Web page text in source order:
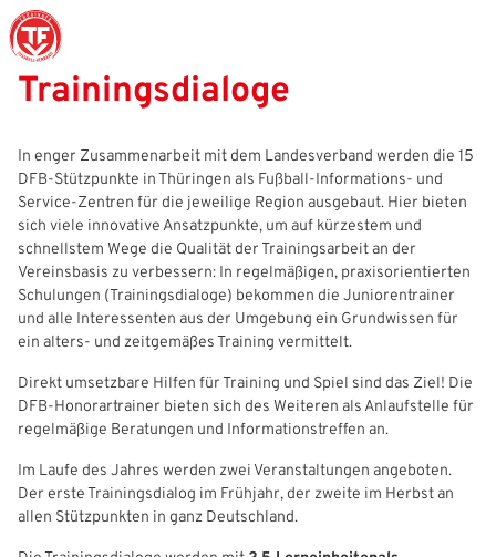
Trainingsdialoge
In enger Zusammenarbeit mit dem Landesverband werden die 15
DFB-Stützpunkte in Thüringen als Fußball-Informations- und
Service-Zentren für die jeweilige Region ausgebaut. Hier bieten
sich viele innovative Ansatzpunkte, um auf kürzestem und
schnellstem Wege die Qualität der Trainingsarbeit an der
Vereinsbasis zu verbessern: In regelmäßigen, praxisorientierten
Schulungen (Trainingsdialoge) bekommen die Juniorentrainer
und alle Interessenten aus der Umgebung ein Grundwissen für
ein alters- und zeitgemäßes Training vermittelt.
Direkt umsetzbare Hilfen für Training und Spiel sind das Ziel! Die
DFB-Honorartrainer bieten sich des Weiteren als Anlaufstelle für
regelmäßige Beratungen und Informationstreffen an.
Im Laufe des Jahres werden zwei Veranstaltungen angeboten.
Der erste Trainingsdialog im Frühjahr, der zweite im Herbst an
allen Stützpunkten in ganz Deutschland.
Struktur
Amtliches
Geschäftsstelle
Chronik
Ehrentafel
Karriere
Partnerschaft
Mitgliedschaft
Männer
Frauen
Sicherheit
Junioren
Juniorinnen
Kinderfußball
eSports
Schiedsrichter
Auswahlteams
Stützpunkte
Eliteschulen
Trainer
Schiedsrichter
Erzieher und Lehrer
Veranstaltungskalender
DFB-Mobil
Leitbild
Ehrenamt
DFB-Masterplan
Vielfalt
Fair Play
Inklusion
Prävention
Schule und Kita
News
Termine
Newsletter
DFBnet
Passwesen
Vereinsangebote
Archiv
Downloads